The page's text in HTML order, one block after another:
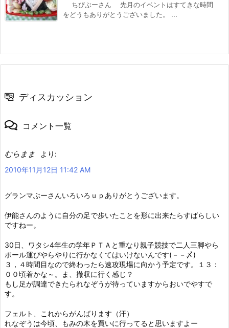
ちびぶーさん 先月のイベントはすてきな時間
をどうもありがとうございました。 ...
ディスカッション
コメント一覧
むらまま
より:
2010年11月12日 11:42 AM
グランマぶーさんいろいろｕｐありがとうございます。
伊能さんのように自分の足で歩いたことを形に出来たらすばらしい
ですねー。
30日、ワタシ4年生の学年ＰＴＡと重なり親子競技で二人三脚やら
ボール運びやらやりに行かなくてはいけないんです(－－〆)
３，４時間目なので終わったら速攻現場に向かう予定です。１３：
００頃着かな～。ま、撤収に行く感じ？
もし足が調達できたられなぞうが待っていますからおいでやすで
す。
フェルト、これからがんばります（汗）
れなぞうは今頃、もみの木を買いに行ってると思いますよー